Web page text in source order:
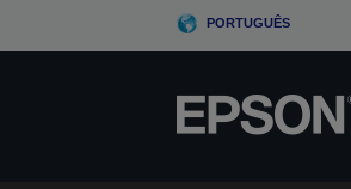
PORTUGUÊS